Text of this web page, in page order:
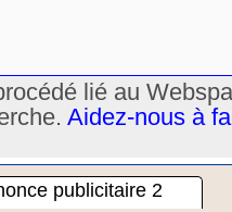
lié au
Aidez-nous à
publicitaire 2